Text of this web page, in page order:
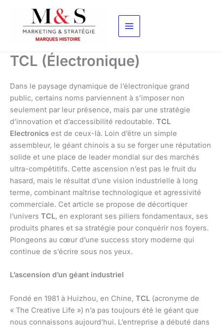
contenu
TCL (Électronique)
Dans le paysage dynamique de l’électronique grand
public, certains noms parviennent à s’imposer non
seulement par leur présence, mais par une stratégie
d’innovation et d’accessibilité redoutable. TCL
Electronics est de ceux-là. Loin d’être un simple
assembleur, le géant chinois a su se forger une réputation
solide et une place de leader mondial sur des marchés
ultra-compétitifs. Cette ascension n’est pas le fruit du
hasard, mais le résultat d’une vision industrielle à long
terme, combinant maîtrise technologique et agressivité
commerciale. Cet article se propose de décortiquer
l’univers TCL, en explorant ses piliers fondamentaux, ses
produits phares et sa stratégie pour conquérir nos foyers.
Plongeons au cœur d’une success story moderne qui
continue de s’écrire sous nos yeux.
L’ascension d’un géant industriel
Fondé en 1981 à Huizhou, en Chine, TCL (acronyme de
« The Creative Life ») n’a pas toujours été le géant que
nous connaissons aujourd’hui. L’entreprise a débuté dans